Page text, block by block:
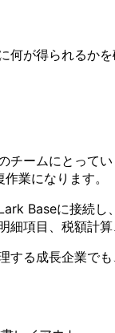
が得られるかを
ームにとって
業になります。
Baseに接続
項目、税額計
る成長企業で